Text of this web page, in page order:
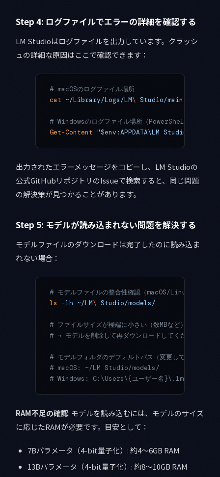
Step 4: ログファイルでエラーの詳細を確認する
LM Studioはログファイルを出力しています。クラッシ
ュの詳細な原因はここで確認できます：
# macOSのログファイル場所
cat ~/Library/Logs/LM\ Studio/main.log
# Windowsのログファイル場所（PowerShell）
Get-Content "$env:APPDATA\LM
出力されたエラーメッセージをコピーし、LM Studioの
公式GitHubリポジトリのIssueで検索すると、同じ問題
の解決策が見つかることがあります。
Step 5: モデルが読み込まれない問題を解決する
モデルファイルのダウンロードは完了したのに読み込ま
れない場合：
# モデルファイルの整合性確認（macOS/Linux）
ls
-lh ~/LM\ Studio/models/
# ファイルサイズが極端に小さい（数MBなど）場合はダ
# → モデルを削除して再ダウンロードしてください
# モデルフォルダのデフォルトパス（変更していない場合
# macOS: ~/LM Studio/models/
# Windows: C:\Users\{ユーザー名
RAM不足の確認: モデルを読み込むには、モデルのサイズ
に応じたRAMが必要です。目安として：
7Bパラメータ（4-bit量子化）: 約4〜6GB RAM
13Bパラメータ（4-bit量子化）: 約8〜10GB RAM